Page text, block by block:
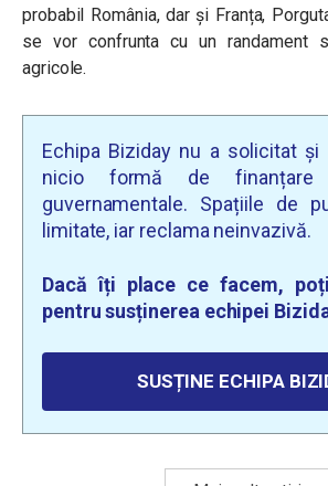
probabil România, dar și Franța,
se vor confrunta cu un randament
agricole.
Echipa Biziday nu a solicitat
nicio formă de finanțare
guvernamentale. Spațiile de
limitate, iar reclama neinvazivă.
Dacă îți place ce facem,
pentru susținerea echipei
SUSȚINE ECHIPA